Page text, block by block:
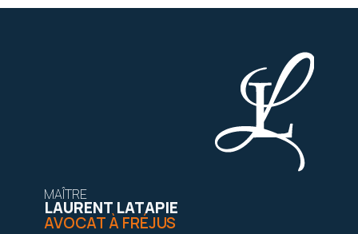
MAÎTRE
LAURENT LATAPIE
AVOCAT À FRÉJUS